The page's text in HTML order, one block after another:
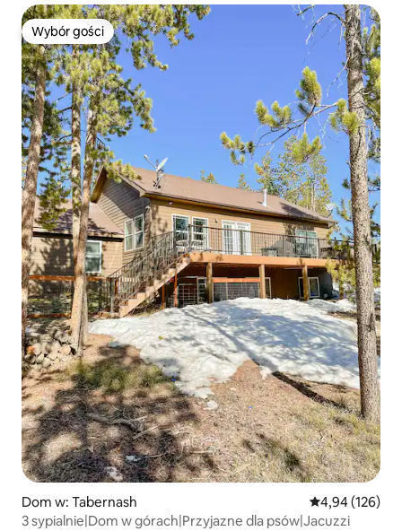
Wybór gości
Wybór gości
Dom w: Tabernash Średnia
4,94 (126)
3 sypialnie|Dom w górach|Przyjazne dla psów|Jacuzzi